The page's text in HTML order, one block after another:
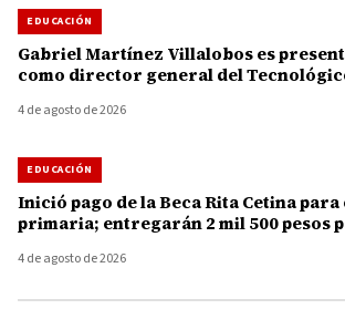
EDUCACIÓN
Gabriel Martínez Villalobos es
como director general del
4 de agosto de 2026
EDUCACIÓN
Inició pago de la Beca Rita Cetina
primaria; entregarán 2 mil 500 pesos
4 de agosto de 2026